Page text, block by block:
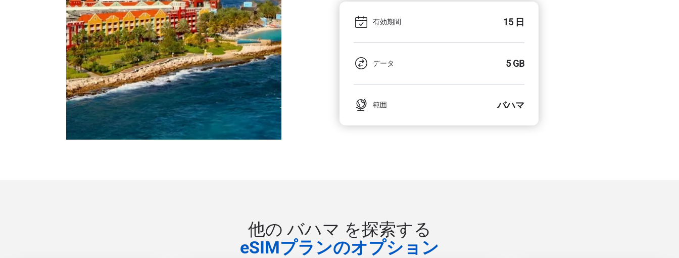
有効期間 15 日
データ 5 GB
範囲 バハマ
他の バハマ を探索する
eSIMプランのオプション